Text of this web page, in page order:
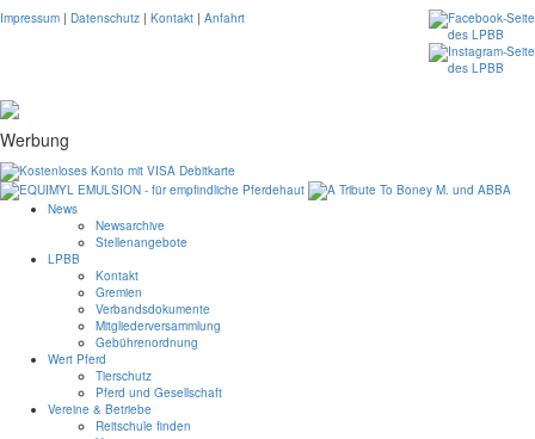
Impressum | Datenschutz | Kontakt | Anfahrt
Werbung
News
Newsarchive
Stellenangebote
LPBB
Kontakt
Gremien
Verbandsdokumente
Mitgliederversammlung
Gebührenordnung
Wert Pferd
Tierschutz
Pferd und Gesellschaft
Vereine & Betriebe
Reitschule finden